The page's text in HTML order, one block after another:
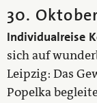
30.
Individualreise
sich auf
Leipzig: Das
Popelka